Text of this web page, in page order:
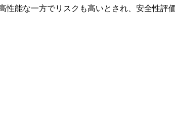
性能な一方でリスクも高いとされ、安全性評